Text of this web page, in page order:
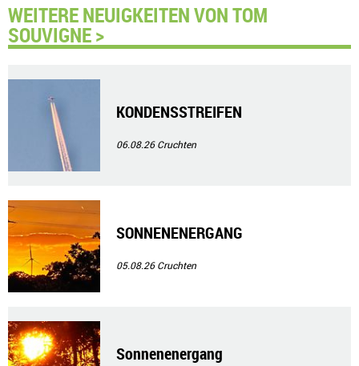
WEITERE NEUIGKEITEN VON TOM
SOUVIGNE >
KONDENSSTREIFEN
06.08.26Cruchten
SONNENENERGANG
05.08.26Cruchten
Sonnenenergang